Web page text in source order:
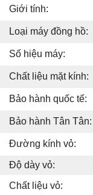
Giới tính:
Loại máy đồng hồ:
Số hiệu máy:
Chất liệu mặt kính:
Bảo hành quốc tế:
Bảo hành Tân Tân:
Đường kính vỏ:
Độ dày vỏ:
Chất liệu vỏ: